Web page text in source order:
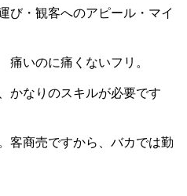
び・観客へのアピール・マイ
いのに痛くないフリ。
かなりのスキルが必要です
客商売ですから、バカでは勤